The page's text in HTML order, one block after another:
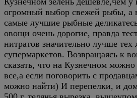
огромный выбор свежей рыбы, а
самые лучшие рыбные
овощи очень дорогие, правда
нитратов значительно лучше тех
супермаркетов. Возвращаясь к
сказать, что на Кузнечном
все,а если поговорить с
можно найти) И перепелки, и